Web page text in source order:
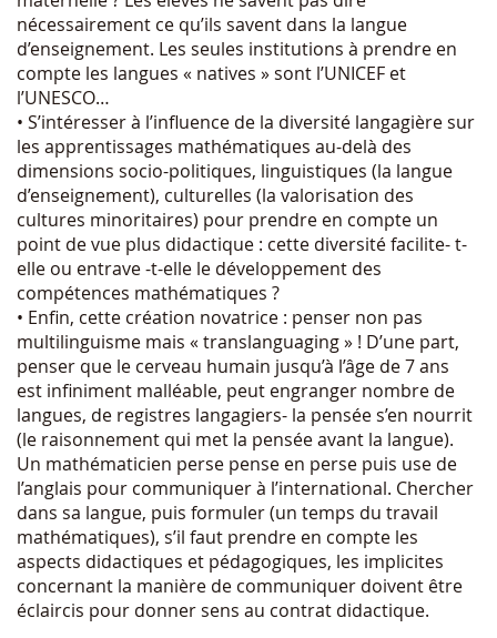
nécessairement ce qu’ils savent dans la langue
d’enseignement. Les seules institutions à prendre en
compte les langues « natives » sont l’UNICEF et
l’UNESCO…
• S’intéresser à l’influence de la diversité langagière sur
les apprentissages mathématiques au-delà des
dimensions socio-politiques, linguistiques (la langue
d’enseignement), culturelles (la valorisation des
cultures minoritaires) pour prendre en compte un
point de vue plus didactique : cette diversité facilite- t-
elle ou entrave -t-elle le développement des
compétences mathématiques ?
• Enfin, cette création novatrice : penser non pas
multilinguisme mais « translanguaging » ! D’une part,
penser que le cerveau humain jusqu’à l’âge de 7 ans
est infiniment malléable, peut engranger nombre de
langues, de registres langagiers- la pensée s’en nourrit
(le raisonnement qui met la pensée avant la langue).
Un mathématicien perse pense en perse puis use de
l’anglais pour communiquer à l’international. Chercher
dans sa langue, puis formuler (un temps du travail
mathématiques), s’il faut prendre en compte les
aspects didactiques et pédagogiques, les implicites
concernant la manière de communiquer doivent être
éclaircis pour donner sens au contrat didactique.